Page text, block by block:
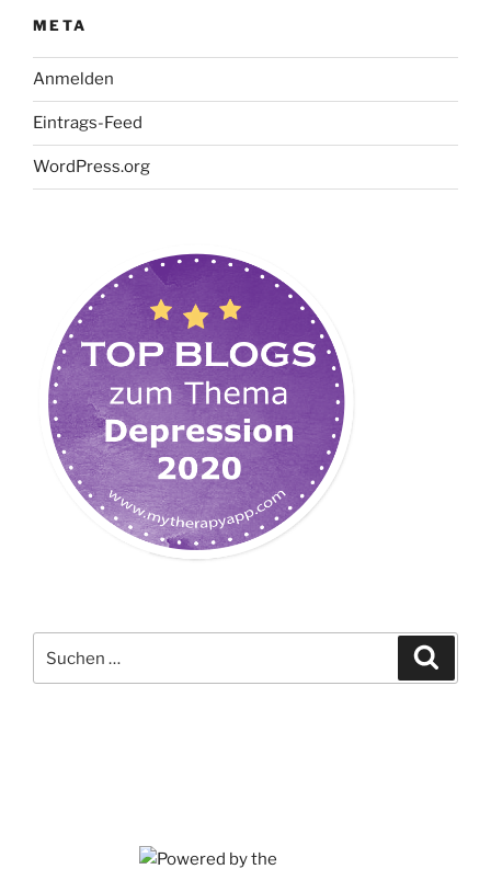
META
Anmelden
Eintrags-Feed
WordPress.org
nach: